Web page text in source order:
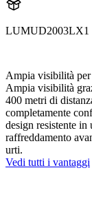
LUMUD2003LX1
Ampia visibilità per
Ampia visibilità
400 metri di
completamente
design resistente
raffreddamento
urti.
Vedi tutti i vantaggi